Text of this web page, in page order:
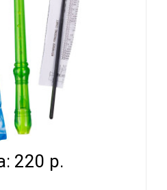
СОПРАНО НЕМЕЦКАЯ
220 р.